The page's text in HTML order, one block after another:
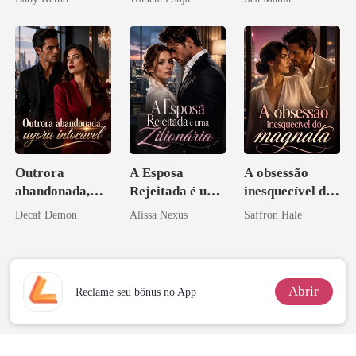
Outrora
abandonada,
agora intocável
Decaf Demon
A Esposa
Rejeitada é uma
Zilionária
Alissa Nexus
A obsessão
inesquecível do
magnata
Saffron Hale
Reclame seu bônus no App Abrir